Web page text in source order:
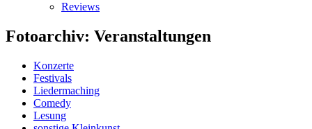
Reviews
Fotoarchiv: Veranstaltungen
Konzerte
Festivals
Liedermaching
Comedy
Lesung